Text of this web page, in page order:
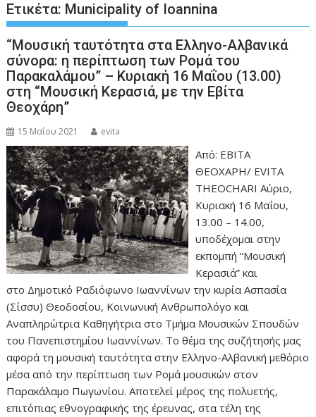
Ετικέτα: Municipality of Ioannina
“Μουσική ταυτότητα στα Ελληνο-Αλβανικά
σύνορα: η περίπτωση των Ρομά του
Παρακαλάμου” – Κυριακή 16 Μαΐου (13.00)
στη “Μουσική Κερασιά, με την Εβίτα
Θεοχάρη”
15 Μαΐου 2021 evita
Από: ΕΒΙΤΑ
ΘΕΟΧΑΡΗ/ EVITA
THEOCHARI Αύριο,
Κυριακή 16 Μαΐου,
13.00 – 14.00,
υποδέχομαι στην
εκπομπή “Μουσική
Κερασιά” και
στο Δημοτικό Ραδιόφωνο Ιωαννίνων την κυρία Ασπασία
(Σίσσυ) Θεοδοσίου, Κοινωνική Ανθρωπολόγο και
Αναπληρώτρια Καθηγήτρια στο Τμήμα Μουσικών Σπουδών
του Πανεπιστημίου Ιωαννίνων. Το θέμα της συζήτησής μας
αφορά τη μουσική ταυτότητα στην Ελληνο-Αλβανική μεθόριο
μέσα από την περίπτωση των Ρομά μουσικών στον
Παρακάλαμο Πωγωνίου. Αποτελεί μέρος της πολυετής,
επιτόπιας εθνογραφικής της έρευνας, στα τέλη της